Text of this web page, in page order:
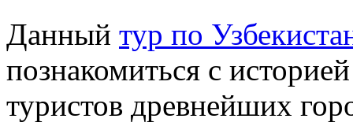
Данный тур по
познакомиться с
туристов древнейших